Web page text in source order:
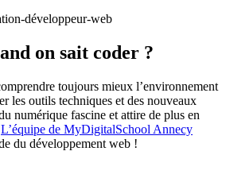
on sait coder ?
toujours mieux l’environnement
les outils techniques et des nouveaux
numérique fascine et attire de plus en
L’équipe de MyDigitalSchool Annecy
du développement web !